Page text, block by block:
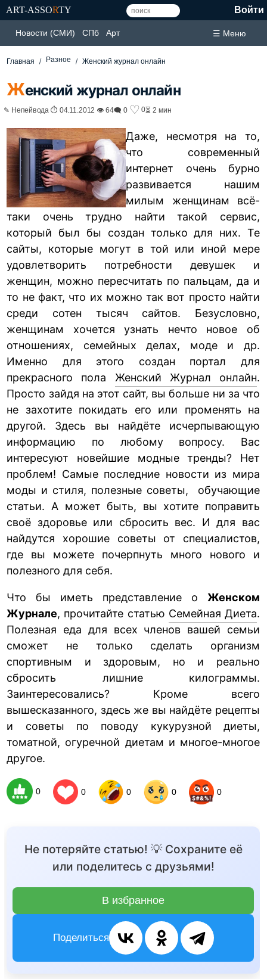
ART-ASSORTY Войти
Новости (СМИ) СПб Арт ☰ Меню
Главная Разное Женский журнал онлайн
Женский журнал онлайн
✎ Непейвода ⏱ 04.11.2012 👁 64🗨 0 ♡ 0⏳ 2 мин
Даже, несмотря на то,
что современный
интернет очень бурно
развивается нашим
милым женщинам всё-
таки очень трудно найти такой сервис,
который был бы создан только для них. Те
сайты, которые могут в той или иной мере
удовлетворить потребности девушек и
женщин, можно пересчитать по пальцам, да и
то не факт, что их можно так вот просто найти
среди сотен тысяч сайтов. Безусловно,
женщинам хочется узнать нечто новое об
отношениях, семейных делах, моде и др.
Именно для этого создан портал для
прекрасного пола Женский Журнал онлайн.
Просто зайдя на этот сайт, вы больше ни за что
не захотите покидать его или променять на
другой. Здесь вы найдёте исчерпывающую
информацию по любому вопросу. Вас
интересуют новейшие модные тренды? Нет
проблем! Самые последние новости из мира
моды и стиля, полезные советы, обучающие
статьи. А может быть, вы хотите поправить
своё здоровье или сбросить вес. И для вас
найдутся хорошие советы от специалистов,
где вы можете почерпнуть много нового и
полезного для себя.
Что бы иметь представление о Женском
Журнале, прочитайте статью Семейная Диета.
Полезная еда для всех членов вашей семьи
сможет не только сделать организм
спортивным и здоровым, но и реально
сбросить лишние килограммы.
Заинтересовались? Кроме всего
вышесказанного, здесь же вы найдёте рецепты
и советы по поводу кукурузной диеты,
томатной, огуречной диетам и многое-многое
другое.
0 0 0 0 0
Не потеряйте статью! 💡 Сохраните её
или поделитесь с друзьями!
В избранное
Поделиться